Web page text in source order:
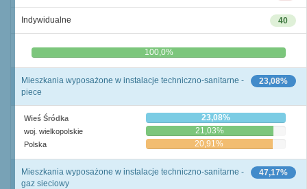
40
Indywidualne
0,0% 100,0%
23,08%
Mieszkania wyposażone w instalacje techniczno-sanitarne -
piece
Wieś Śródka 23,08%
woj. wielkopolskie 21,03%
Polska 20,91%
47,17%
Mieszkania wyposażone w instalacje techniczno-sanitarne -
gaz sieciowy